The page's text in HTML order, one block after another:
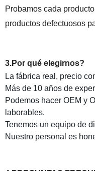
Probamos cada
productos defectuosos
3.Por qué elegirnos?
La fábrica real, precio
Más de 10 años de
Podemos hacer OEM y
laborables.
Tenemos un equipo de
Nuestro personal es